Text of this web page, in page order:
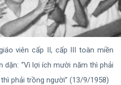
viên cấp II, cấp III toàn miền
dặn: “Vì lợi ích mười năm thì phải
phải trồng người” (13/9/1958)